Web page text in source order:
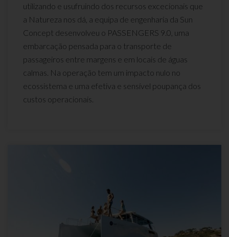
utilizando e usufruindo dos recursos excecionais que
a Natureza nos dá, a equipa de engenharia da Sun
Concept desenvolveu o PASSENGERS 9.0, uma
embarcação pensada para o transporte de
passageiros entre margens e em locais de águas
calmas. Na operação tem um impacto nulo no
ecossistema e uma efetiva e sensível poupança dos
custos operacionais.